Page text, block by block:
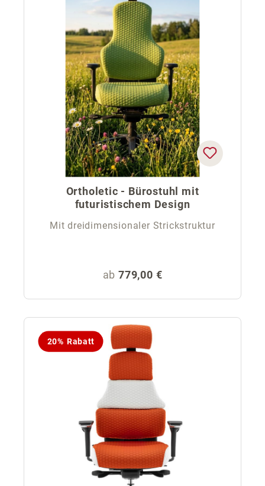
Ortholetic - Bürostuhl mit
futuristischem Design
Mit dreidimensionaler Strickstruktur
Regulärer Preis:
ab 779,00 €
20% Rabatt